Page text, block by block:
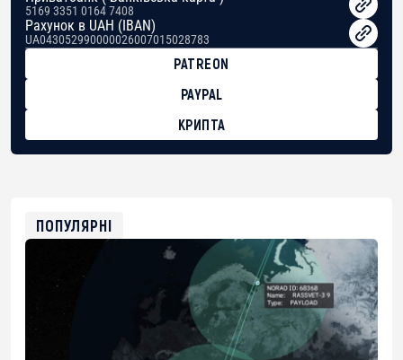
5169 3351 0164 7408
Рахунок в UAH (IBAN)
UA043052990000026007015028783
PATREON
PAYPAL
КРИПТА
0xfD02863D3289416fcF50975c9DFda13623f97758
ПОПУЛЯРНІ